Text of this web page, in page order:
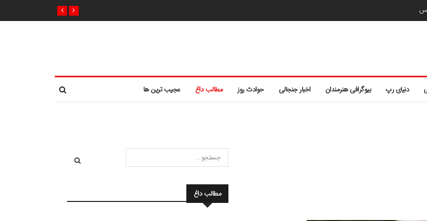
دنیای رپ بیوگرافی هنرمندان اخبار جنجالی حوادث روز مطالب داغ عجیب ترین ها
مطالب داغ